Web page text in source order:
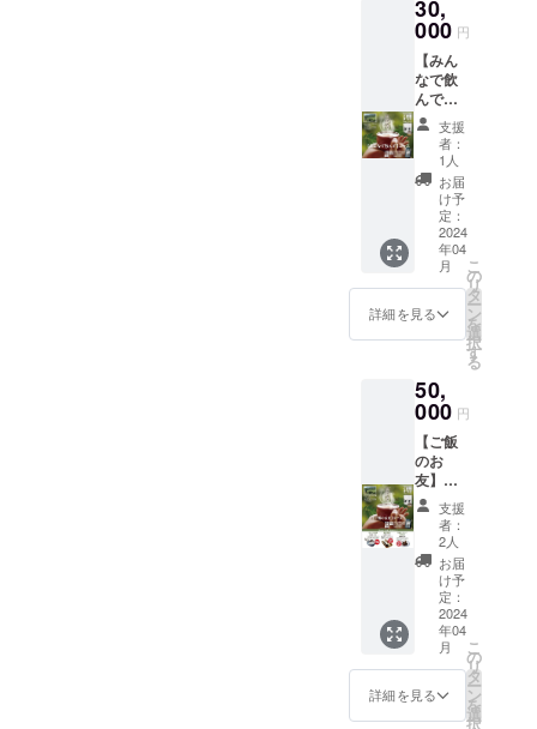
す。 ・
くま笹
茶と
は、
（弊社
ではく
ま笹の
茶葉の
みを使
用） く
ま笹を
煎じて
入れた
お茶の
ことで
くま笹
にはミ
ミン類
をはじ
め多く
の栄養
が 含ま
れてい
ること
に加
え、ノ
ンカ
フェイ
ンで
す。 保
存料・
使用し
ていま
に４回
配信い
たしま
す。 ・
webマ
ガジン
を見な
がら大
自然の
恵みを
頂く
ありま
す。 そ
んな大
自然に
囲まれ
た小さ
な工場
で、 大
雪山の
恵み
「くま
笹」
を、こ
だわり
の製法
で、 生
フェイ
ンの
チャイ
に仕上
げまし
た。
※「原材
料及び
添加物
等の食
品表示
はお届
け商品
のラベ
ルに表
記され
ます。
30,
000 円
【みん
なで飲
んで】
コース
【くま
笹関連
製品】
・くま
笹Chai
(50g入)
3袋 ・
くま笹
茶 焙煎
（５
g×10袋
ティー
入）3袋
・感謝
の手紙
・私た
ちの工
場は、
大雪山
の麓、
上川町
にあり
ます。
そんな
大自然
に囲ま
れた小
さな工
場で、
支援
者：
1人
お届
け予
定：
2024
年04
月
詳細を見る
こ
の
リ
タ
ー
ン
を
選
択
す
る
50,
000 円
【ご飯
のお
友】
コース
【くま
笹関連
製品】
・くま
笹Chai
(50g入)
3袋 ・
くま笹
茶 焙煎
（５
g×10袋
支援
者：
2人
お届
け予
定：
2024
年04
月
詳細を見る
こ
の
リ
タ
ー
ン
を
選
択